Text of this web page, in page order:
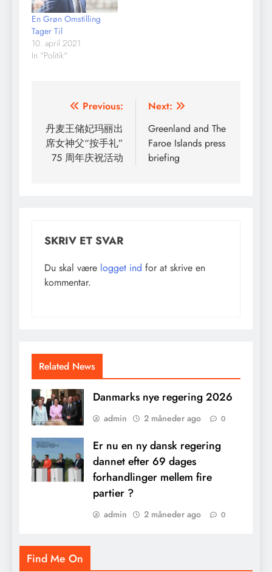
En Grøn Omstilling
Tager Til
10. april 2021
In "Politik"
Indlægsnavigation
Previous:
丹麦王储妃玛丽出
席女神父“按手礼”
75 周年庆祝活动
Next:
Greenland and The
Faroe Islands press
briefing
SKRIV ET SVAR
Du skal være logget ind for at skrive en
kommentar.
Related News
Danmarks nye regering 2026
admin 2 måneder ago 0
Er nu en ny dansk regering
dannet efter 69 dages
forhandlinger mellem fire
partier ?
admin 2 måneder ago 0
Find Me On